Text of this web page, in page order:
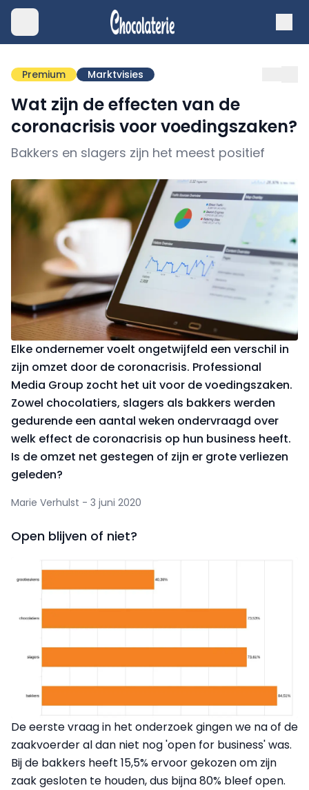
Premium Marktvisies
Wat zijn de effecten van de
coronacrisis voor voedingszaken?
Bakkers en slagers zijn het meest positief
Elke ondernemer voelt ongetwijfeld een verschil in
zijn omzet door de coronacrisis. Professional
Media Group zocht het uit voor de voedingszaken.
Zowel chocolatiers, slagers als bakkers werden
gedurende een aantal weken ondervraagd over
welk effect de coronacrisis op hun business heeft.
Is de omzet net gestegen of zijn er grote verliezen
geleden?
Marie Verhulst - 3 juni 2020
Open blijven of niet?
De eerste vraag in het onderzoek gingen we na of de
zaakvoerder al dan niet nog 'open for business' was.
Bij de bakkers heeft 15,5% ervoor gekozen om zijn
zaak gesloten te houden, dus bijna 80% bleef open.